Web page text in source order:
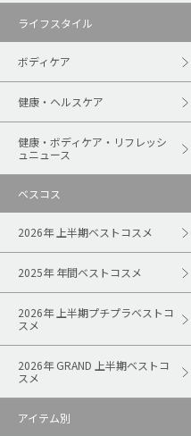
ライフスタイル
ボディケア
健康・ヘルスケア
健康・ボディケア・リフレッシ
ュニュース
ベスコス
2026年 上半期ベストコスメ
2025年 年間ベストコスメ
2026年 上半期プチプラベストコ
スメ
2026年 GRAND 上半期ベストコ
スメ
アイテム別